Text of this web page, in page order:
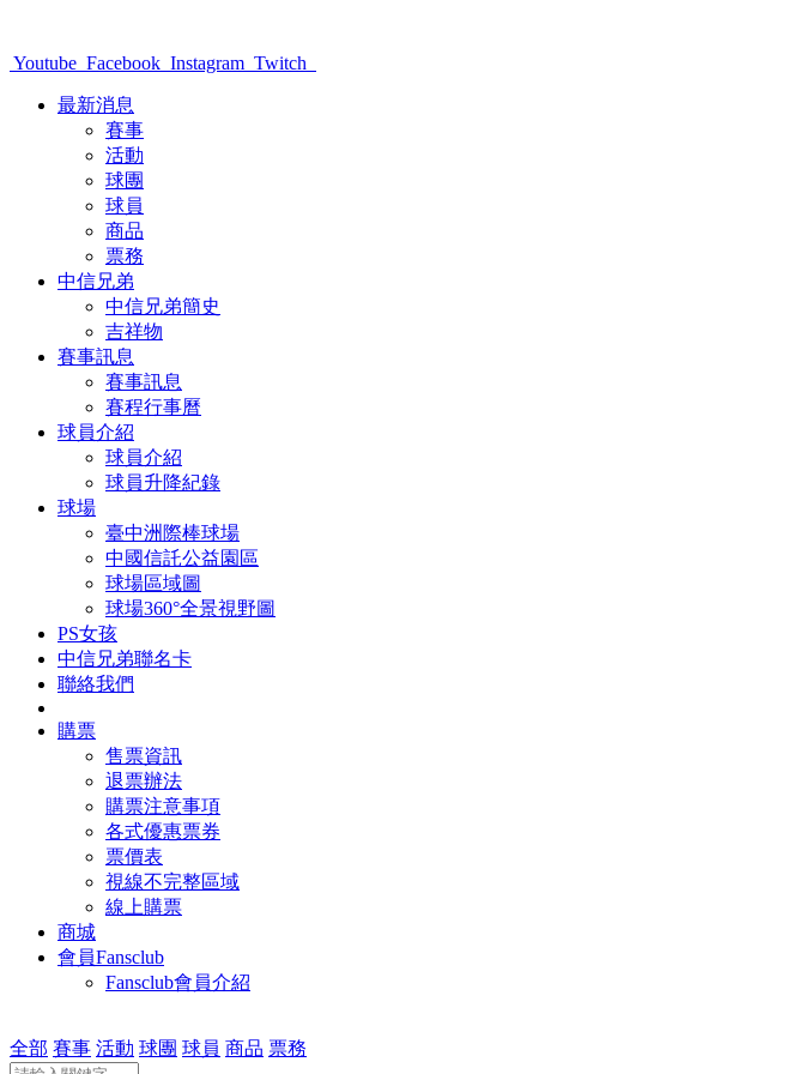
Youtube Facebook Instagram Twitch
最新消息
賽事
活動
球團
球員
商品
票務
中信兄弟
中信兄弟簡史
吉祥物
賽事訊息
賽事訊息
賽程行事曆
球員介紹
球員介紹
球員升降紀錄
球場
臺中洲際棒球場
中國信託公益園區
球場區域圖
球場360°全景視野圖
PS女孩
中信兄弟聯名卡
聯絡我們
購票
售票資訊
退票辦法
購票注意事項
各式優惠票券
票價表
視線不完整區域
線上購票
商城
會員Fansclub
Fansclub會員介紹
全部 賽事 活動 球團 球員 商品 票務